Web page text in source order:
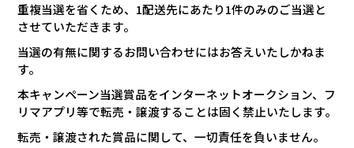
重複当選を省くため、 1配送先にあたり1件のみのご当選と
させていただきます。
当選の有無に関するお問い合わせにはお答えいたしかねま
す。
本キャンペーン当選賞品をインターネットオークション、フ
リマアプリ等で転売・譲渡することは固く禁止いたします。
転売・譲渡された賞品に関して、一切責任を負いません。